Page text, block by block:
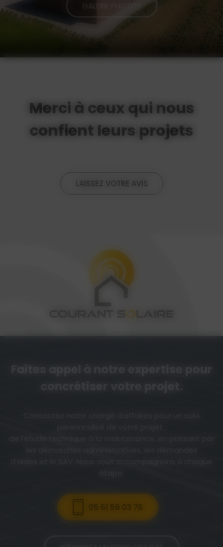
GALERIE PHOTOS
Merci à ceux qui nous
confient leurs projets
LAISSEZ VOTRE AVIS
Faites appel à notre expertise pour
05 61 59 03 76